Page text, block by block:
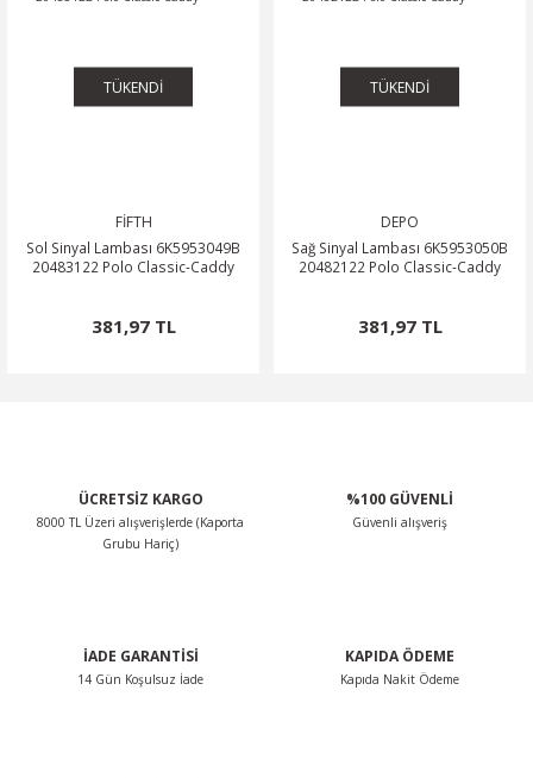
TÜKENDİ
FİFTH
Sol Sinyal Lambası 6K5953049B
20483122 Polo Classic-Caddy
381,97 TL
TÜKENDİ
DEPO
Sağ Sinyal Lambası 6K5953050B
20482122 Polo Classic-Caddy
381,97 TL
ÜCRETSİZ KARGO
8000 TL Üzeri alışverişlerde (Kaporta
Grubu Hariç)
%100 GÜVENLİ
Güvenli alışveriş
İADE GARANTİSİ
14 Gün Koşulsuz İade
KAPIDA ÖDEME
Kapıda Nakit Ödeme